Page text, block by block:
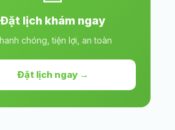
Đặt lịch khám ngay
chóng, tiện lợi, an toàn
Đặt lịch ngay →